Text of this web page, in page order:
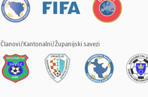
Članovi/Kantonalni/Županijski savezi